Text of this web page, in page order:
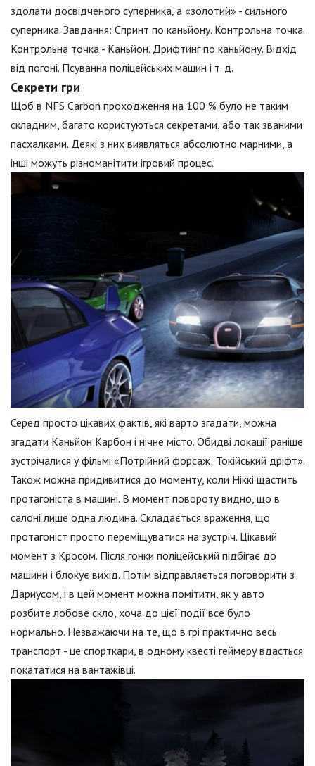
здолати досвідченого суперника, а «золотий» - сильного
суперника. Завдання: Спринт по каньйону. Контрольна точка.
Контрольна точка - Каньйон. Дрифтинг по каньйону. Відхід
від погоні. Псування поліцейських машин і т. д.
Секрети гри
Щоб в NFS Carbon проходження на 100 % було не таким
складним, багато користуються секретами, або так званими
пасхалками. Деякі з них виявляться абсолютно марними, а
інші можуть різноманітити ігровий процес.
Серед просто цікавих фактів, які варто згадати, можна
згадати Каньйон Карбон і нічне місто. Обидві локації раніше
зустрічалися у фільмі «Потрійний форсаж: Токійський дріфт».
Також можна придивитися до моменту, коли Ніккі щастить
протагоніста в машині. В момент повороту видно, що в
салоні лише одна людина. Складається враження, що
протагоніст просто переміщуватися на зустріч. Цікавий
момент з Кросом. Після гонки поліцейський підбігає до
машини і блокує вихід. Потім відправляється поговорити з
Дариусом, і в цей момент можна помітити, як у авто
розбите лобове скло, хоча до цієї події все було
нормально. Незважаючи на те, що в грі практично весь
транспорт - це спорткари, в одному квесті геймеру вдасться
покататися на вантажівці.